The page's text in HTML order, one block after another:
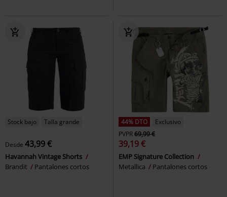
Stock bajo Talla grande
Desde 43,99 €
Havannah Vintage Shorts
Brandit
Pantalones cortos
44% DTO
Exclusivo
PVPR69,99 €
39,19 €
EMP Signature Collection
Metallica
Pantalones cortos